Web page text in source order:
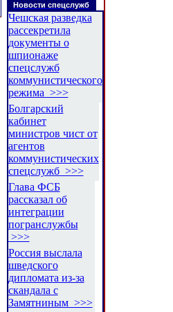
Новости спецслужб
Чешская разведка
рассекретила
документы о
шпионаже
спецслужб
коммунистического
режима >>>
Болгарский
кабинет
министров чист от
агентов
коммунистических
спецслужб >>>
Глава ФСБ
рассказал об
интеграции
погранслужбы
>>>
Россия выслала
шведского
дипломата из-за
скандала с
Замятниным >>>